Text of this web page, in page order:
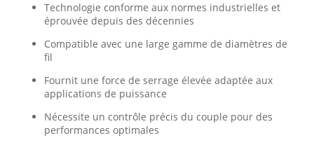
Technologie conforme aux normes industrielles et
éprouvée depuis des décennies
Compatible avec une large gamme de diamètres de
fil
Fournit une force de serrage élevée adaptée aux
applications de puissance
Nécessite un contrôle précis du couple pour des
performances optimales